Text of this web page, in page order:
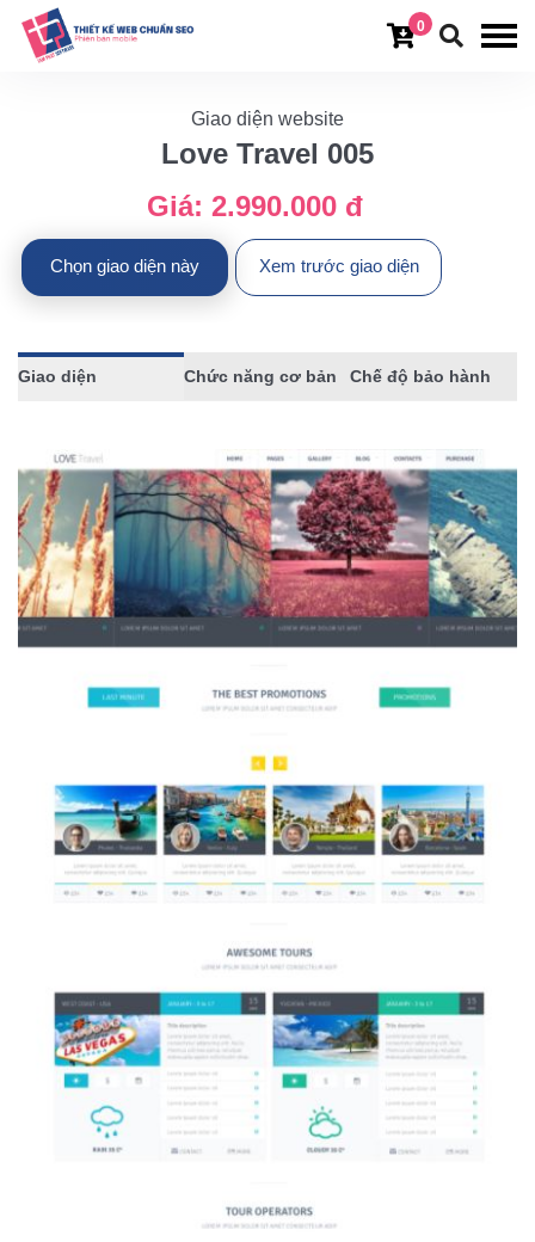
0
Giao diện website
Love Travel 005
Giá: 2.990.000 đ
Chọn giao diện này Xem trước giao diện
Giao diện Chức năng cơ bản Chế độ bảo hành